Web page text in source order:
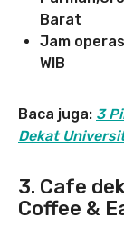
Barat
Jam
WIB
Baca juga: 3
Dekat
3. Cafe
Coffee &